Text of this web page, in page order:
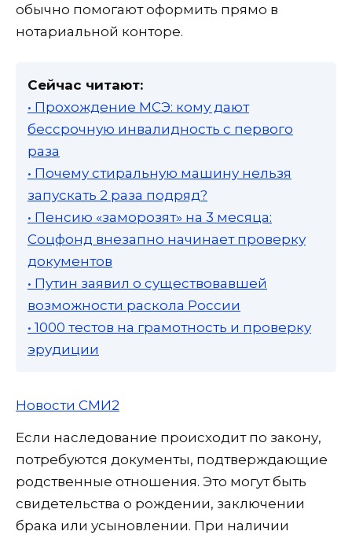
обычно помогают оформить прямо в
нотариальной конторе.
Сейчас читают:
• Прохождение МСЭ: кому дают
бессрочную инвалидность с первого
раза
• Почему стиральную машину нельзя
запускать 2 раза подряд?
• Пенсию «заморозят» на 3 месяца:
Соцфонд внезапно начинает проверку
документов
• Путин заявил о существовавшей
возможности раскола России
• 1000 тестов на грамотность и проверку
эрудиции
Новости СМИ2
Если наследование происходит по закону,
потребуются документы, подтверждающие
родственные отношения. Это могут быть
свидетельства о рождении, заключении
брака или усыновлении. При наличии